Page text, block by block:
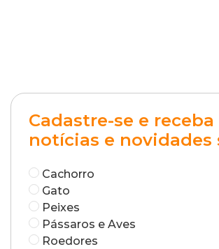
Cadastre-se e receba
notícias e novidades
Cachorro
Gato
Peixes
Pássaros e Aves
Roedores